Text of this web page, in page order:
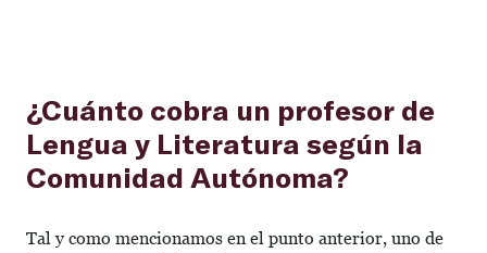
¿Cuánto cobra un profesor de
Lengua y Literatura según la
Comunidad Autónoma?
Tal y como mencionamos en el punto anterior, uno de